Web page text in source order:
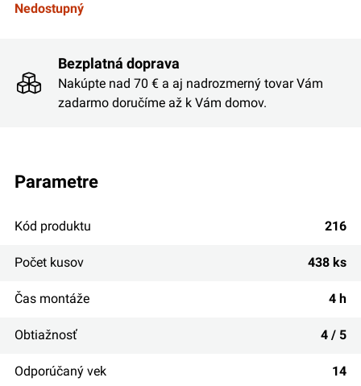
Nedostupný
Bezplatná doprava
Nakúpte nad 70 € a aj nadrozmerný tovar Vám
zadarmo doručíme až k Vám domov.
parametre
Kód produktu 216
Počet kusov 438 ks
Čas montáže 4 h
Obtiažnosť 4 / 5
Odporúčaný vek 14